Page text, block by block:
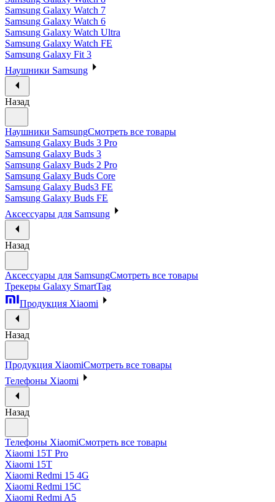
Samsung Galaxy Watch 7
Samsung Galaxy Watch 6
Samsung Galaxy Watch Ultra
Samsung Galaxy Watch FE
Samsung Galaxy Fit 3
Наушники Samsung
Назад
Наушники SamsungСмотреть все товары
Samsung Galaxy Buds 3 Pro
Samsung Galaxy Buds 3
Samsung Galaxy Buds 2 Pro
Samsung Galaxy Buds Core
Samsung Galaxy Buds3 FE
Samsung Galaxy Buds FE
Аксессуары для Samsung
Назад
Аксессуары для SamsungСмотреть все товары
Трекеры Galaxy SmartTag
Продукция Xiaomi
Назад
Продукция XiaomiСмотреть все товары
Телефоны Xiaomi
Назад
Телефоны XiaomiСмотреть все товары
Xiaomi 15T Pro
Xiaomi 15T
Xiaomi Redmi 15 4G
Xiaomi Redmi 15C
Xiaomi Redmi A5